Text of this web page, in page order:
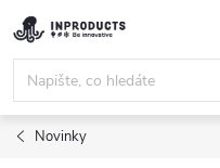
Přejít
na
obsah
Novinky